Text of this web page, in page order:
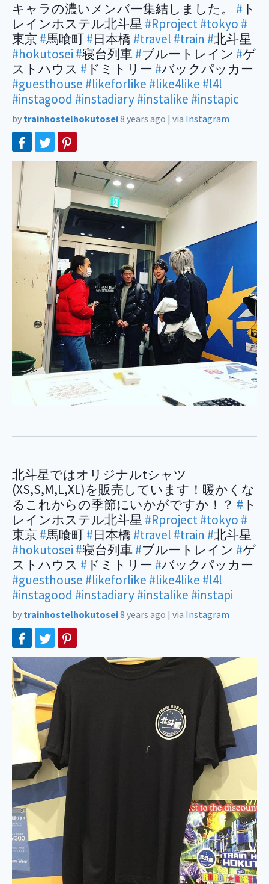
キャラの濃いメンバー集結しました。 # ト
レインホステル北斗星 #Rproject#tokyo #
東京#馬喰町#日本橋 #travel #train #北斗星
#hokutosei #寝台列車 #ブルートレイン #ゲ
ストハウス # ドミトリー #バックパッカー
#guesthouse #likeforlike #like4like #l4l
#instagood #instadiary#instalike #instapic
by trainhostelhokutosei8 years ago | via Instagram
北斗星ではオリジナルtシャツ
(XS,S,M,L,XL)を販売しています！暖かくな
るこれからの季節にいかがですか！？ # ト
レインホステル北斗星 #Rproject#tokyo #
東京#馬喰町#日本橋 #travel #train #北斗星
#hokutosei #寝台列車 #ブルートレイン #ゲ
ストハウス # ドミトリー #バックパッカー
#guesthouse #likeforlike #like4like #l4l
#instagood #instadiary#instalike #instapi
by trainhostelhokutosei8 years ago | via Instagram